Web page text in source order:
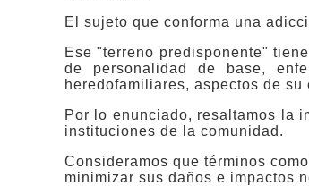
El sujeto que conforma una
Ese "terreno predisponente"
de personalidad de base,
heredofamiliares, aspectos de
Por lo enunciado, resaltamos la
instituciones de la comunidad.
Consideramos que términos
minimizar sus daños e impactos